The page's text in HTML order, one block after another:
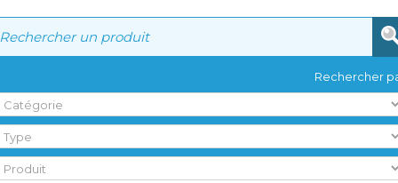
Rechercher